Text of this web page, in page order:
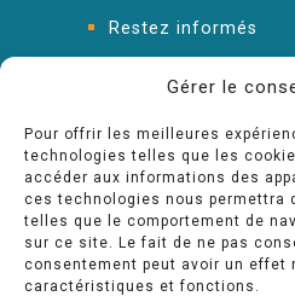
Gérer le
Pour offrir les meilleures
technologies telles que les
accéder aux informations des
ces technologies nous permettra
telles que le comportement de
sur ce site. Le fait de ne pas
consentement peut avoir un effet
caractéristiques et fonctions.
Restez informés
FAQ : les réponses